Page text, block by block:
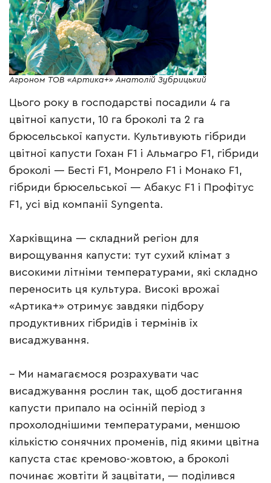
Агроном ТОВ «Артика+» Анатолій Зубрицький
Цього року в господарстві посадили 4 га
цвітної капусти, 10 га броколі та 2 га
брюсельської капусти. Культивують гібриди
цвітної капусти Гохан F1 і Альмагро F1, гібриди
броколі — Бесті F1, Монрело F1 і Монако F1,
гібриди брюсельської — Абакус F1 і Профітус
F1, усі від компанії Syngenta.
Харківщина — складний регіон для
вирощування капусти: тут сухий клімат з
високими літніми температурами, які складно
переносить ця культура. Високі врожаї
«Артика+» отримує завдяки підбору
продуктивних гібридів і термінів їх
висаджування.
– Ми намагаємося розрахувати час
висаджування рослин так, щоб достигання
капусти припало на осінній період з
прохолоднішими температурами, меншою
кількістю сонячних променів, під якими цвітна
капуста стає кремово-жовтою, а броколі
починає жовтіти й зацвітати, — поділився